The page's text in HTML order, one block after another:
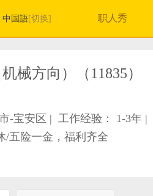
中国語[切换] 职人秀
械方向）（11835）
-宝安区 | 工作经验： 1-3年 |
/五险一金，福利齐全